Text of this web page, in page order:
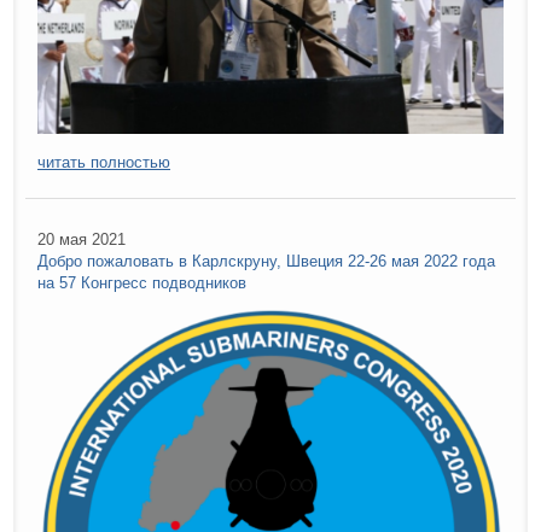
читать полностью
20 мая 2021
Добро пожаловать в Карлскруну, Швеция 22-26 мая 2022 года
на 57 Конгресс подводников